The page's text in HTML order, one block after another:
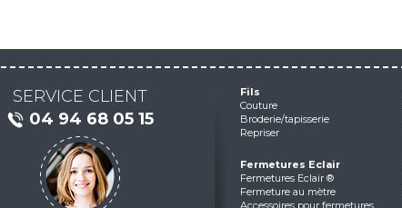
SERVICE CLIENT
04 94 68 05 15
Fils
Couture
Broderie/tapisserie
Repriser
Fermetures Eclair
Fermetures Eclair ®
Fermeture au mètre
Accessoires pour fermetures